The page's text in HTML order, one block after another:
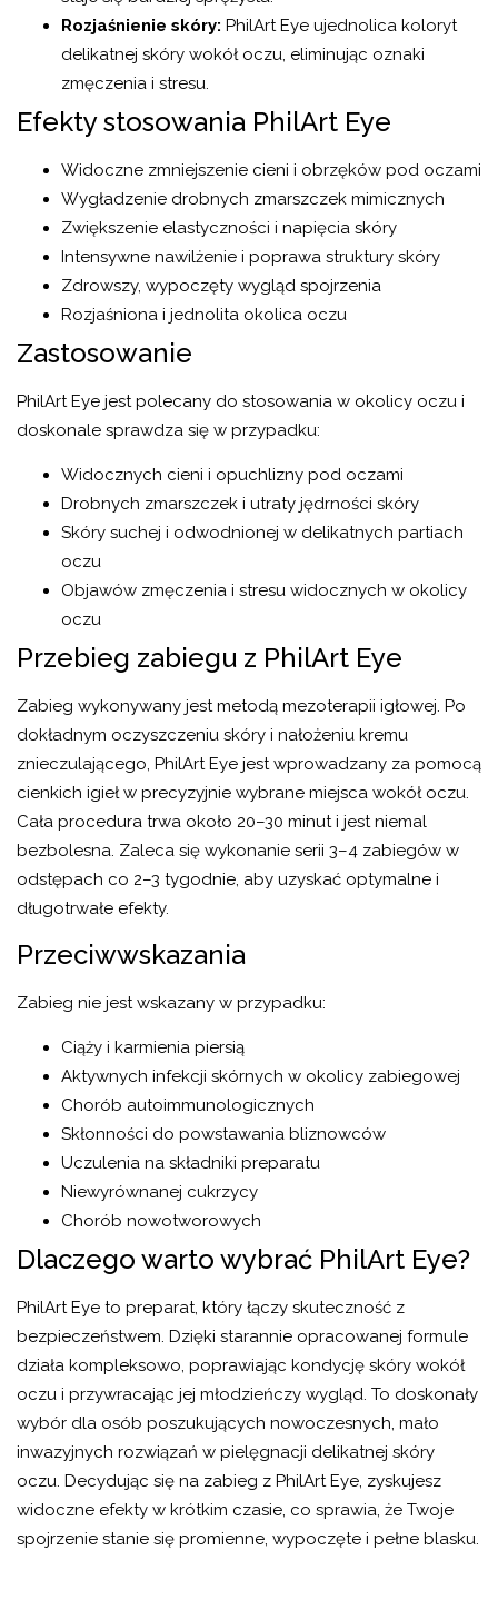
Rozjaśnienie skóry: PhilArt Eye ujednolica koloryt
delikatnej skóry wokół oczu, eliminując oznaki
zmęczenia i stresu.
Efekty stosowania PhilArt Eye
Widoczne zmniejszenie cieni i obrzęków pod oczami
Wygładzenie drobnych zmarszczek mimicznych
Zwiększenie elastyczności i napięcia skóry
Intensywne nawilżenie i poprawa struktury skóry
Zdrowszy, wypoczęty wygląd spojrzenia
Rozjaśniona i jednolita okolica oczu
Zastosowanie
PhilArt Eye jest polecany do stosowania w okolicy oczu i
doskonale sprawdza się w przypadku:
Widocznych cieni i opuchlizny pod oczami
Drobnych zmarszczek i utraty jędrności skóry
Skóry suchej i odwodnionej w delikatnych partiach
oczu
Objawów zmęczenia i stresu widocznych w okolicy
oczu
Przebieg zabiegu z PhilArt Eye
Zabieg wykonywany jest metodą mezoterapii igłowej. Po
dokładnym oczyszczeniu skóry i nałożeniu kremu
znieczulającego, PhilArt Eye jest wprowadzany za pomocą
cienkich igieł w precyzyjnie wybrane miejsca wokół oczu.
Cała procedura trwa około 20–30 minut i jest niemal
bezbolesna. Zaleca się wykonanie serii 3–4 zabiegów w
odstępach co 2–3 tygodnie, aby uzyskać optymalne i
długotrwałe efekty.
Przeciwwskazania
Zabieg nie jest wskazany w przypadku:
Ciąży i karmienia piersią
Aktywnych infekcji skórnych w okolicy zabiegowej
Chorób autoimmunologicznych
Skłonności do powstawania bliznowców
Uczulenia na składniki preparatu
Niewyrównanej cukrzycy
Chorób nowotworowych
Dlaczego warto wybrać PhilArt Eye?
PhilArt Eye to preparat, który łączy skuteczność z
bezpieczeństwem. Dzięki starannie opracowanej formule
działa kompleksowo, poprawiając kondycję skóry wokół
oczu i przywracając jej młodzieńczy wygląd. To doskonały
wybór dla osób poszukujących nowoczesnych, mało
inwazyjnych rozwiązań w pielęgnacji delikatnej skóry
oczu. Decydując się na zabieg z PhilArt Eye, zyskujesz
widoczne efekty w krótkim czasie, co sprawia, że Twoje
spojrzenie stanie się promienne, wypoczęte i pełne blasku.